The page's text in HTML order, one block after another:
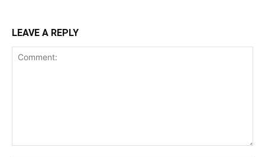
LEAVE A REPLY